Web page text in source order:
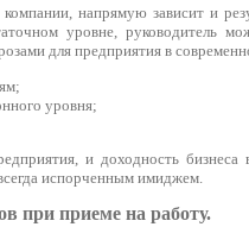
напрямую зависит и
уровне, руководитель
для предприятия в
уровня;
и доходность
испорченным имиджем.
при приеме на работу.